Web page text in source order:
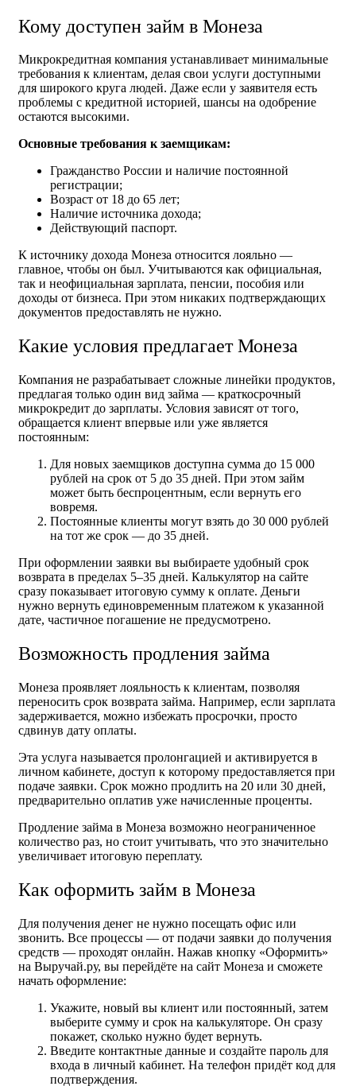
Кому доступен займ в Монеза
Микрокредитная компания устанавливает минимальные
требования к клиентам, делая свои услуги доступными
для широкого круга людей. Даже если у заявителя есть
проблемы с кредитной историей, шансы на одобрение
остаются высокими.
Основные требования к заемщикам:
Гражданство России и наличие постоянной
регистрации;
Возраст от 18 до 65 лет;
Наличие источника дохода;
Действующий паспорт.
К источнику дохода Монеза относится лояльно —
главное, чтобы он был. Учитываются как официальная,
так и неофициальная зарплата, пенсии, пособия или
доходы от бизнеса. При этом никаких подтверждающих
документов предоставлять не нужно.
Какие условия предлагает Монеза
Компания не разрабатывает сложные линейки продуктов,
предлагая только один вид займа — краткосрочный
микрокредит до зарплаты. Условия зависят от того,
обращается клиент впервые или уже является
постоянным:
Для новых заемщиков доступна сумма до 15 000
рублей на срок от 5 до 35 дней. При этом займ
может быть беспроцентным, если вернуть его
вовремя.
Постоянные клиенты могут взять до 30 000 рублей
на тот же срок — до 35 дней.
При оформлении заявки вы выбираете удобный срок
возврата в пределах 5–35 дней. Калькулятор на сайте
сразу показывает итоговую сумму к оплате. Деньги
нужно вернуть единовременным платежом к указанной
дате, частичное погашение не предусмотрено.
Возможность продления займа
Монеза проявляет лояльность к клиентам, позволяя
переносить срок возврата займа. Например, если зарплата
задерживается, можно избежать просрочки, просто
сдвинув дату оплаты.
Эта услуга называется пролонгацией и активируется в
личном кабинете, доступ к которому предоставляется при
подаче заявки. Срок можно продлить на 20 или 30 дней,
предварительно оплатив уже начисленные проценты.
Продление займа в Монеза возможно неограниченное
количество раз, но стоит учитывать, что это значительно
увеличивает итоговую переплату.
Как оформить займ в Монеза
Для получения денег не нужно посещать офис или
звонить. Все процессы — от подачи заявки до получения
средств — проходят онлайн. Нажав кнопку «Оформить»
на Выручай.ру, вы перейдёте на сайт Монеза и сможете
начать оформление:
Укажите, новый вы клиент или постоянный, затем
выберите сумму и срок на калькуляторе. Он сразу
покажет, сколько нужно будет вернуть.
Введите контактные данные и создайте пароль для
входа в личный кабинет. На телефон придёт код для
подтверждения.